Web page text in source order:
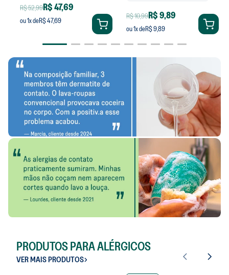
R$ 52,99R$ 47,69
ou1x deR$ 47,69 R$ 10,99R$ 9,89
ou1x deR$ 9,89
PRODUTOS PARA ALÉRGICOS
VER MAIS PRODUTOS